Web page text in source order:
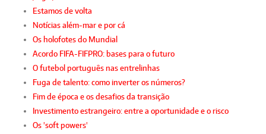
Estamos de volta
Notícias além-mar e por cá
Os holofotes do Mundial
Acordo FIFA-FIFPRO: bases para o futuro
O futebol português nas entrelinhas
Fuga de talento: como inverter os números?
Fim de época e os desafios da transição
Investimento estrangeiro: entre a oportunidade e o risco
Os 'soft powers'